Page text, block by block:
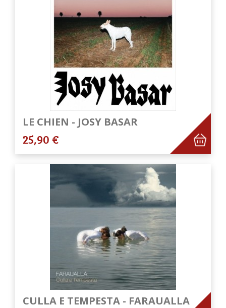
LE CHIEN - JOSY BASAR
25,90 €
CULLA E TEMPESTA - FARAUALLA